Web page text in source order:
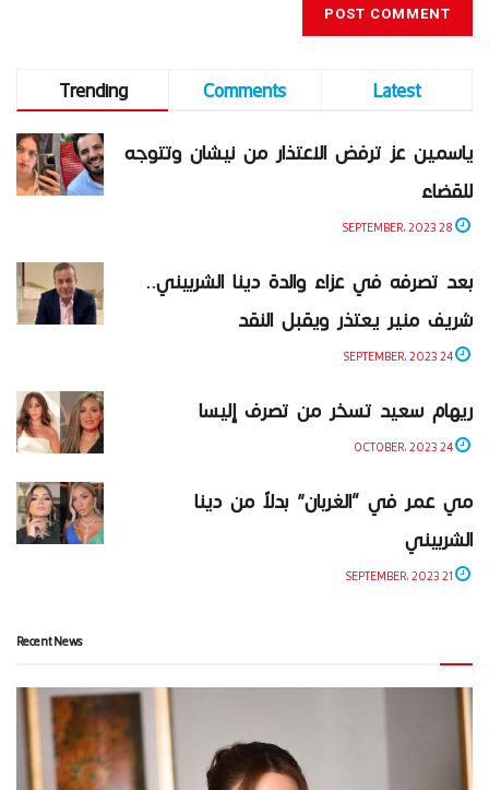
Trending Comments
Latest
ياسمين عز ترفض الاعتذار من نيشان وتتوجه
للقضاء
بعد تصرفه في عزاء والدة دينا الشربيني..
شريف منير يعتذر ويقبل النقد
ريهام سعيد تسخر من تصرف إليسا
مي عمر في “الغربان” بدلاً من دينا
الشربيني
Recent News